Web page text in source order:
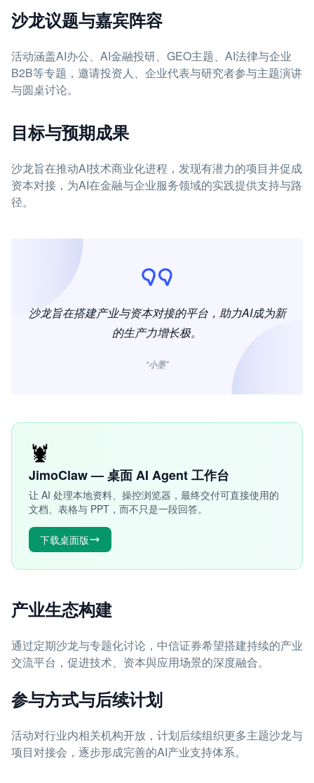
沙龙议题与嘉宾阵容
活动涵盖AI办公、AI金融投研、GEO主题、AI法律与企业
B2B等专题，邀请投资人、企业代表与研究者参与主题演讲
与圆桌讨论。
目标与预期成果
沙龙旨在推动AI技术商业化进程，发现有潜力的项目并促成
资本对接，为AI在金融与企业服务领域的实践提供支持与路
径。
沙龙旨在搭建产业与资本对接的平台，助力AI成为新
的生产力增长极。
“小墨”
🦞
JimoClaw — 桌面 AI Agent 工作台
让 AI 处理本地资料、操控浏览器，最终交付可直接使用的
文档、表格与 PPT，而不只是一段回答。
下载桌面版
产业生态构建
通过定期沙龙与专题化讨论，中信证券希望搭建持续的产业
交流平台，促进技术、资本與应用场景的深度融合。
参与方式与后续计划
活动对行业内相关机构开放，计划后续组织更多主题沙龙与
项目对接会，逐步形成完善的AI产业支持体系。